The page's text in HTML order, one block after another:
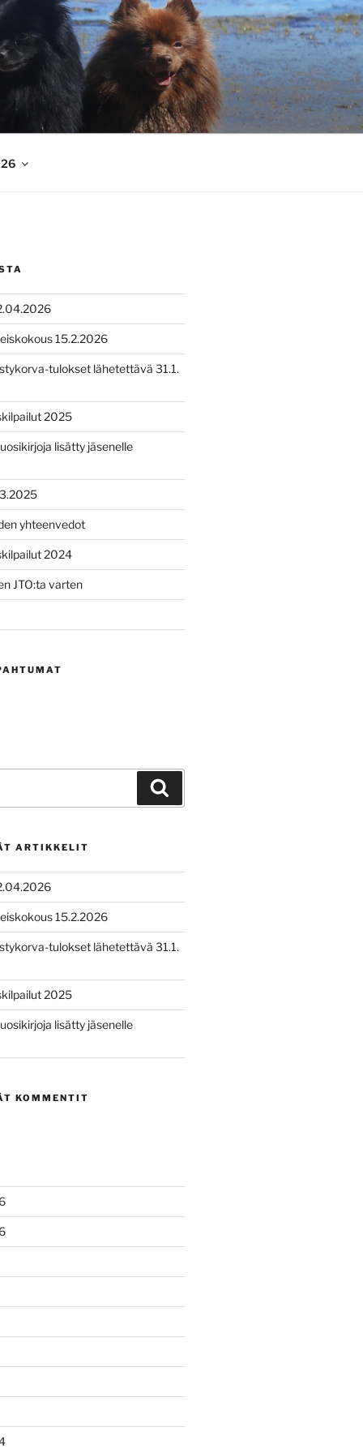
15.2.2026
tulokset lähetettävä 31.1.
2025
lisätty jäsenelle
yhteenvedot
2024
JTO:ta varten
ARTIKKELIT
15.2.2026
tulokset lähetettävä 31.1.
2025
lisätty jäsenelle
KOMMENTIT